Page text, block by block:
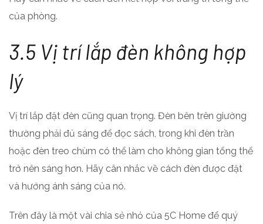
của phòng.
3.5 Vị trí lắp đèn không hợp
lý
Vị trí lắp đặt đèn cũng quan trọng. Đèn bên trên giường
thường phải đủ sáng để đọc sách, trong khi đèn trần
hoặc đèn treo chùm có thể làm cho không gian tổng thể
trở nên sáng hơn. Hãy cân nhắc về cách đèn được đặt
và hướng ánh sáng của nó.
Trên đây là một vài chia sẻ nhỏ của 5C Home để quý